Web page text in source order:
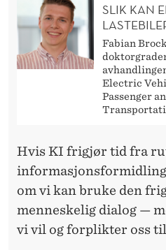
SLIK KAN
Fabian
Electric
Passenger
Hvis KI frigjør tid fra
om vi kan bruke den
menneskelig dialog —
vi vil og forplikter oss